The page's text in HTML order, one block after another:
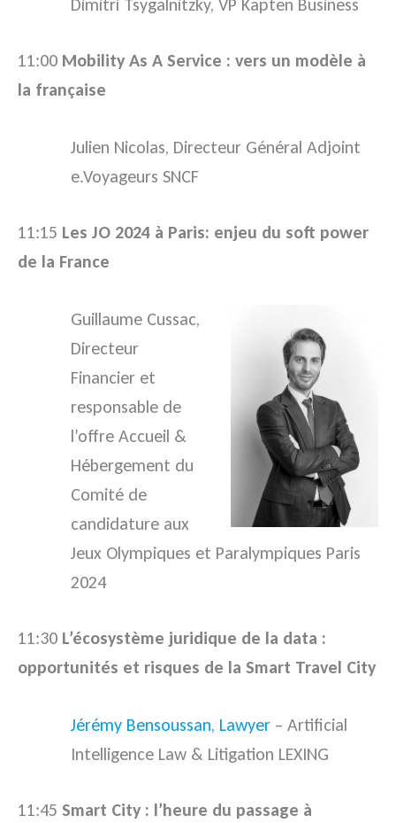
Dimitri Tsygalnitzky, VP Kapten Business
11:00 Mobility As A Service : vers un modèle à
la française
Julien Nicolas, Directeur Général Adjoint
e.Voyageurs SNCF
11:15 Les JO 2024 à Paris: enjeu du soft power
de la France
Guillaume Cussac,
Directeur
Financier et
responsable de
l’offre Accueil &
Hébergement du
Comité de
candidature aux
Jeux Olympiques et Paralympiques Paris
2024
11:30 L’écosystème juridique de la data :
opportunités et risques de la Smart Travel City
Jérémy Bensoussan, Lawyer – Artificial
Intelligence Law & Litigation LEXING
11:45 Smart City : l’heure du passage à